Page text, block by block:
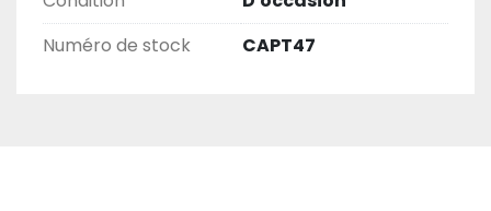
Numéro de stock
CAPT47